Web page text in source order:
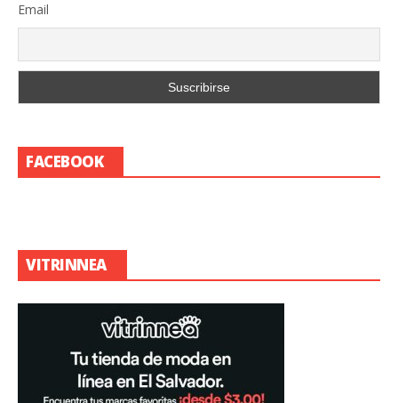
Email
FACEBOOK
VITRINNEA